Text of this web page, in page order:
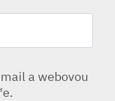
a webovou